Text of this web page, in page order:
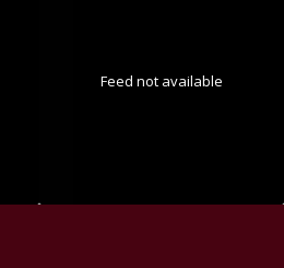
Feed not available